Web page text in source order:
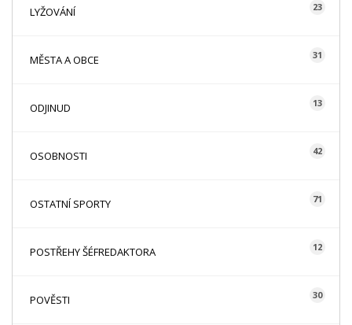
LYŽOVÁNÍ 23
MĚSTA A OBCE 31
ODJINUD 13
OSOBNOSTI 42
OSTATNÍ SPORTY 71
POSTŘEHY ŠÉFREDAKTORA 12
POVĚSTI 30